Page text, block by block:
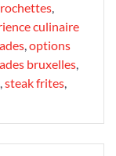
,
culinaire
,options
bruxelles,
,steak frites,